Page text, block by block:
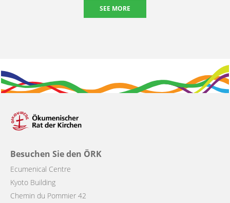
SEE MORE
Besuchen Sie den ÖRK
Ecumenical Centre
Kyoto Building
Chemin du Pommier 42